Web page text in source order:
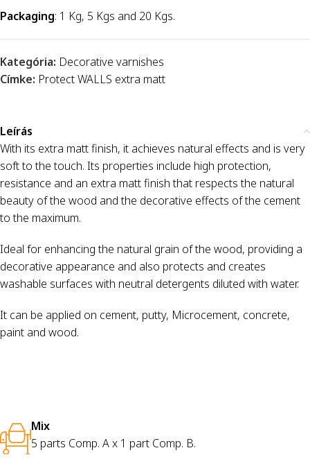
Packaging: 1 Kg, 5 Kgs and 20 Kgs.
Kategória: Decorative varnishes
Címke: Protect WALLS extra matt
Leírás
With its extra matt finish, it achieves natural effects and is very
soft to the touch. Its properties include high protection,
resistance and an extra matt finish that respects the natural
beauty of the wood and the decorative effects of the cement
to the maximum.
Ideal for enhancing the natural grain of the wood, providing a
decorative appearance and also protects and creates
washable surfaces with neutral detergents diluted with water.
It can be applied on cement, putty, Microcement, concrete,
paint and wood.
Mix
5 parts Comp. A x 1 part Comp. B.